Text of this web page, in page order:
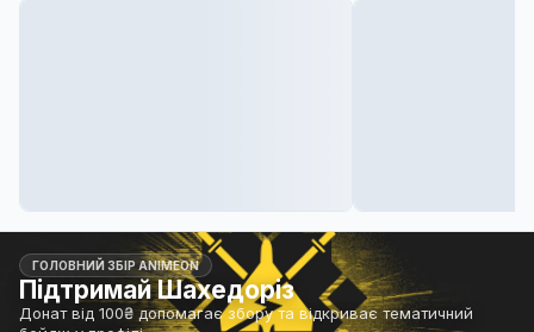
ГОЛОВНИЙ ЗБІР ANIMEON
Підтримай Шахедоріз
Донат від 100₴ допомагає збору та відкриває тематичний